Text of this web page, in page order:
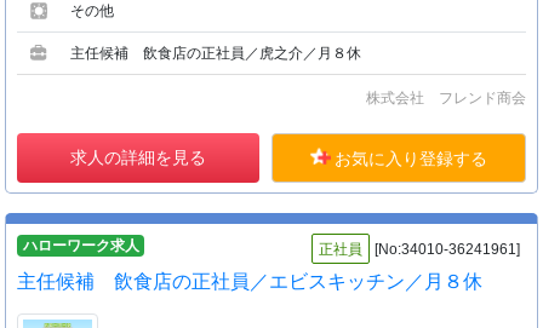
その他
主任候補 飲食店の正社員／虎之介／月８休
株式会社 フレンド商会
求人の詳細を見る お気に入り登録する
ハローワーク求人 正社員 [No:34010-36241961]
主任候補 飲食店の正社員／エビスキッチン／月８休